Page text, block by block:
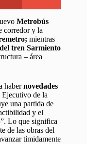
Metrobús
corredor y la
mientras
tren Sarmiento
– área
habernovedades
Ejecutivo de la
una partida de
y el
Lo que significa
de las obras del
tímidamente